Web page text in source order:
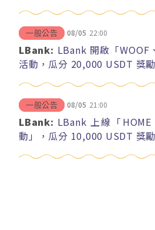
一般公告 08/05 22:00
LBank: LBank 開啟「WOOF
活動，瓜分 20,000 USDT 獎
一般公告 08/05 21:00
LBank: LBank 上線「HOME
動」，瓜分 10,000 USDT 獎